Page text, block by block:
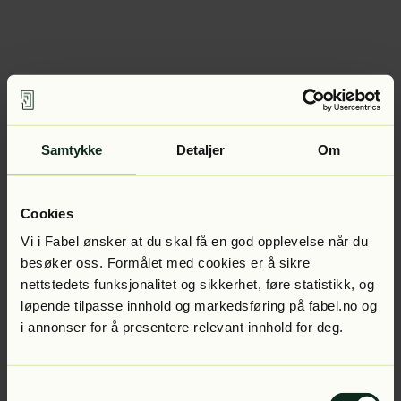
Samtykke Detaljer Om
Cookies
Vi i Fabel ønsker at du skal få en god opplevelse når du
besøker oss. Formålet med cookies er å sikre
nettstedets funksjonalitet og sikkerhet, føre statistikk, og
løpende tilpasse innhold og markedsføring på fabel.no og
i annonser for å presentere relevant innhold for deg.